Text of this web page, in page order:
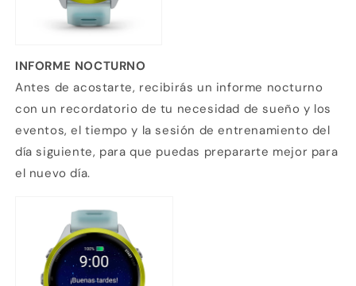
INFORME NOCTURNO
Antes de acostarte, recibirás un informe nocturno
con un recordatorio de tu necesidad de sueño y los
eventos, el tiempo y la sesión de entrenamiento del
día siguiente, para que puedas prepararte mejor para
el nuevo día.